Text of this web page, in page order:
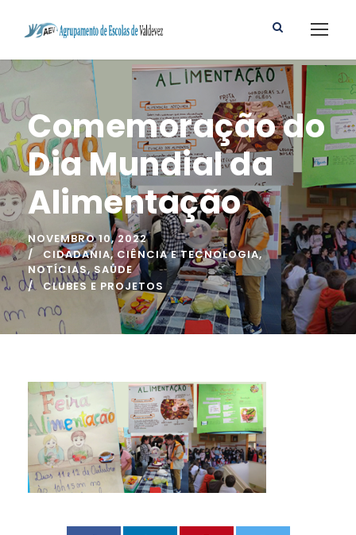
Comemoração do
Dia Mundial da
Alimentação
NOVEMBRO 10, 2022
CIDADANIA, CIÊNCIA E TECNOLOGIA,
NOTÍCIAS, SAÚDE
CLUBES E PROJETOS